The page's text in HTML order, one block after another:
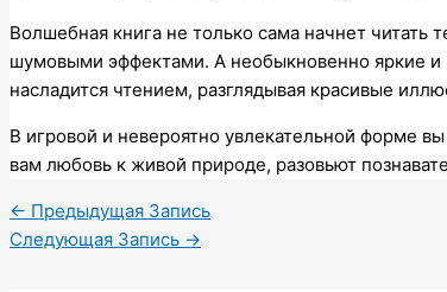
Волшебная книга не только сама начнет читать
шумовыми эффектами. А необыкновенно яркие и
насладится чтением, разглядывая красивые
В игровой и невероятно увлекательной форме
вам любовь к живой природе, разовьют
← Предыдущая Запись
Следующая Запись →